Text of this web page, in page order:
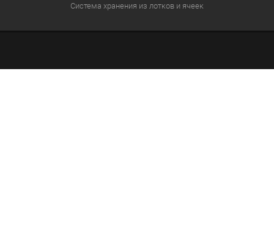
Система хранения из лотков и ячеек